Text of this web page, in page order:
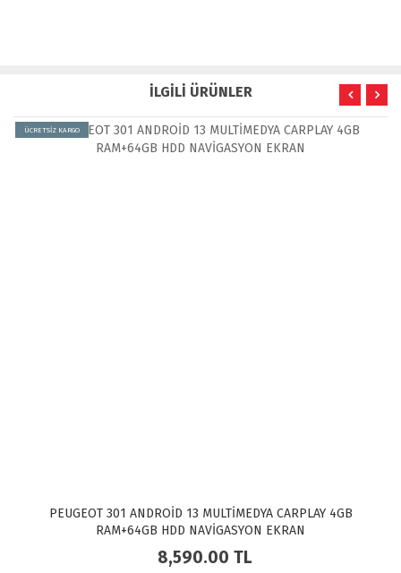
İLGİLİ ÜRÜNLER
ÜCRETSİZ KARGO
PEUGEOT 301 ANDROİD 13 MULTİMEDYA CARPLAY 4GB
RAM+64GB HDD NAVİGASYON EKRAN
8,590.00 TL